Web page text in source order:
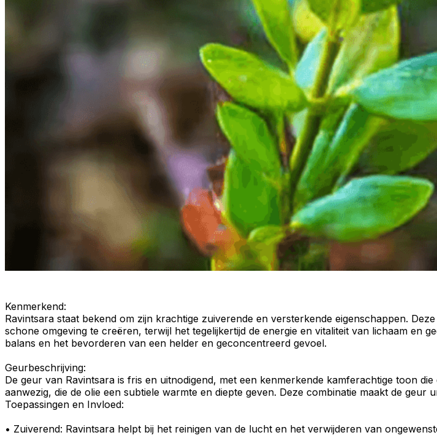
Kenmerkend:
Ravintsara staat bekend om zijn krachtige zuiverende en versterkende eigenschappen. Deze
schone omgeving te creëren, terwijl het tegelijkertijd de energie en vitaliteit van lichaam en
balans en het bevorderen van een helder en geconcentreerd gevoel.
Geurbeschrijving:
De geur van Ravintsara is fris en uitnodigend, met een kenmerkende kamferachtige toon die
aanwezig, die de olie een subtiele warmte en diepte geven. Deze combinatie maakt de geur
Toepassingen en Invloed:
• Zuiverend: Ravintsara helpt bij het reinigen van de lucht en het verwijderen van